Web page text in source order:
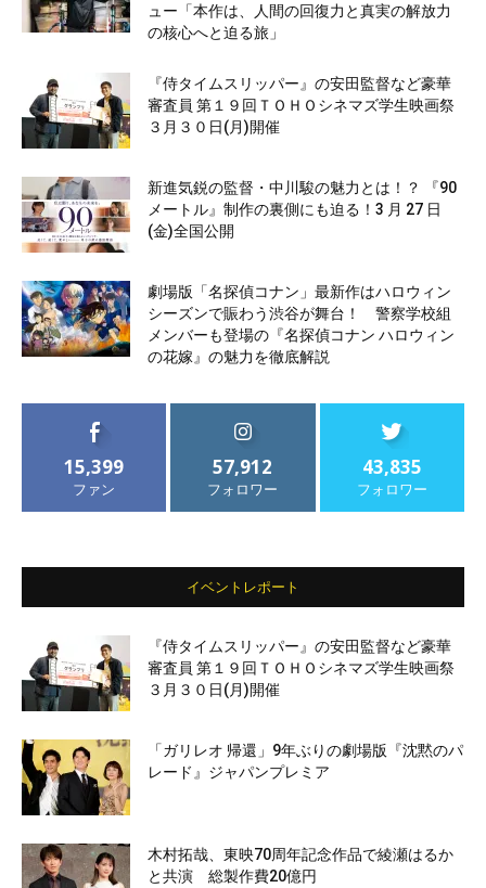
ュー「本作は、人間の回復力と真実の解放力
の核心へと迫る旅」
『侍タイムスリッパー』の安田監督など豪華
審査員 第１９回ＴＯＨＯシネマズ学生映画祭
３月３０日(月)開催
新進気鋭の監督・中川駿の魅力とは！？ 『90
メートル』制作の裏側にも迫る！3 月 27 日
(金)全国公開
劇場版「名探偵コナン」最新作はハロウィン
シーズンで賑わう渋谷が舞台！ 警察学校組
メンバーも登場の『名探偵コナン ハロウィン
の花嫁』の魅力を徹底解説
15,399
ファン
57,912
フォロワー
43,835
フォロワー
イベントレポート
『侍タイムスリッパー』の安田監督など豪華
審査員 第１９回ＴＯＨＯシネマズ学生映画祭
３月３０日(月)開催
「ガリレオ 帰還」9年ぶりの劇場版『沈黙のパ
レード』ジャパンプレミア
木村拓哉、東映70周年記念作品で綾瀬はるか
と共演 総製作費20億円